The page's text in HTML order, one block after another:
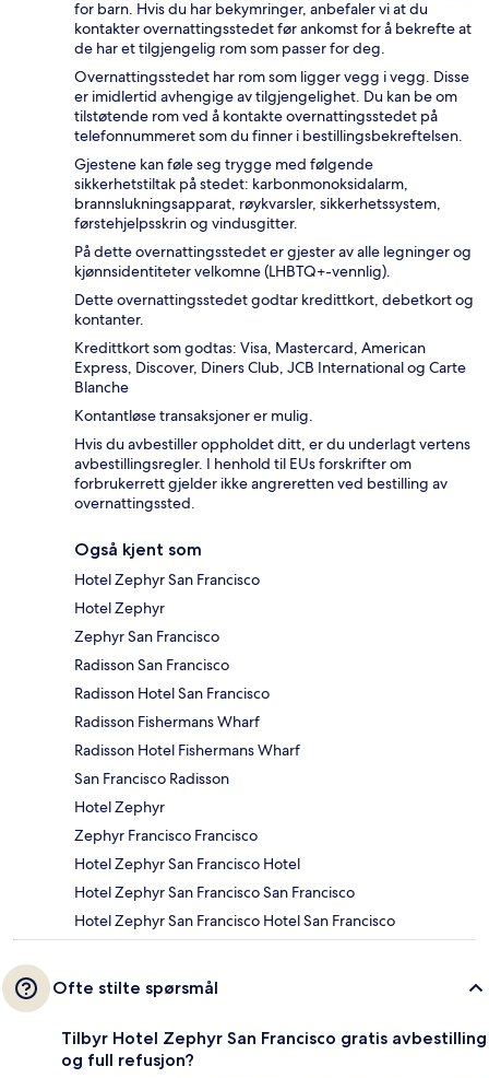
for barn. Hvis du har bekymringer, anbefaler vi at du
kontakter overnattingsstedet før ankomst for å bekrefte at
de har et tilgjengelig rom som passer for deg.
Overnattingsstedet har rom som ligger vegg i vegg. Disse
er imidlertid avhengige av tilgjengelighet. Du kan be om
tilstøtende rom ved å kontakte overnattingsstedet på
telefonnummeret som du finner i bestillingsbekreftelsen.
Gjestene kan føle seg trygge med følgende
sikkerhetstiltak på stedet: karbonmonoksidalarm,
brannslukningsapparat, røykvarsler, sikkerhetssystem,
førstehjelpsskrin og vindusgitter.
På dette overnattingsstedet er gjester av alle legninger og
kjønnsidentiteter velkomne (LHBTQ+-vennlig).
Dette overnattingsstedet godtar kredittkort, debetkort og
kontanter.
Kredittkort som godtas: Visa, Mastercard, American
Express, Discover, Diners Club, JCB International og Carte
Blanche
Kontantløse transaksjoner er mulig.
Hvis du avbestiller oppholdet ditt, er du underlagt vertens
avbestillingsregler. I henhold til EUs forskrifter om
forbrukerrett gjelder ikke angreretten ved bestilling av
overnattingssted.
Også kjent som
Hotel Zephyr San Francisco
Hotel Zephyr
Zephyr San Francisco
Radisson San Francisco
Radisson Hotel San Francisco
Radisson Fishermans Wharf
Radisson Hotel Fishermans Wharf
San Francisco Radisson
Hotel Zephyr
Zephyr Francisco Francisco
Hotel Zephyr San Francisco Hotel
Hotel Zephyr San Francisco San Francisco
Hotel Zephyr San Francisco Hotel San Francisco
Ofte stilte spørsmål
Tilbyr Hotel Zephyr San Francisco gratis avbestilling
og full refusjon?